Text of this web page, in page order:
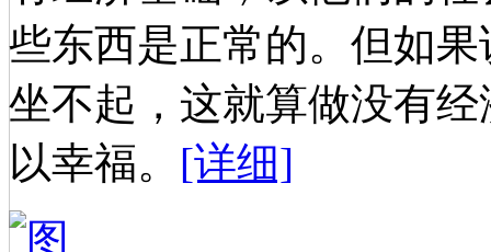
些东西是正常的。但如
坐不起，这就算做没有
以幸福。 [详细]